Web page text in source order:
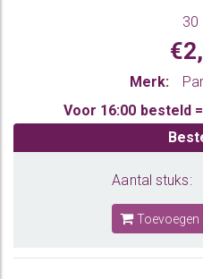
30
Merk:
Voor 16:00 besteld
Aantal stuks:
Toevoegen